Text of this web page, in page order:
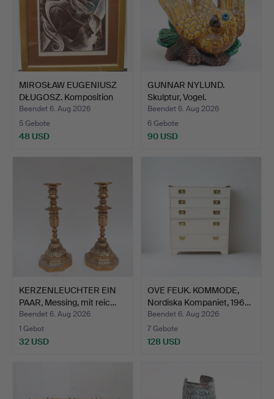
MIROSŁAW EUGENIUSZ
DŁUGOSZ. Komposition
mi…
Beendet 6. Aug 2026
5 Gebote
48 USD
GUNNAR NYLUND.
Skulptur, Vogel.
Beendet 6. Aug 2026
6 Gebote
90 USD
KERZENLEUCHTER EIN
PAAR, Messing, mit reic…
Beendet 6. Aug 2026
1 Gebot
32 USD
OVE FEUK. KOMMODE,
Nordiska Kompaniet, 196…
Beendet 6. Aug 2026
7 Gebote
128 USD